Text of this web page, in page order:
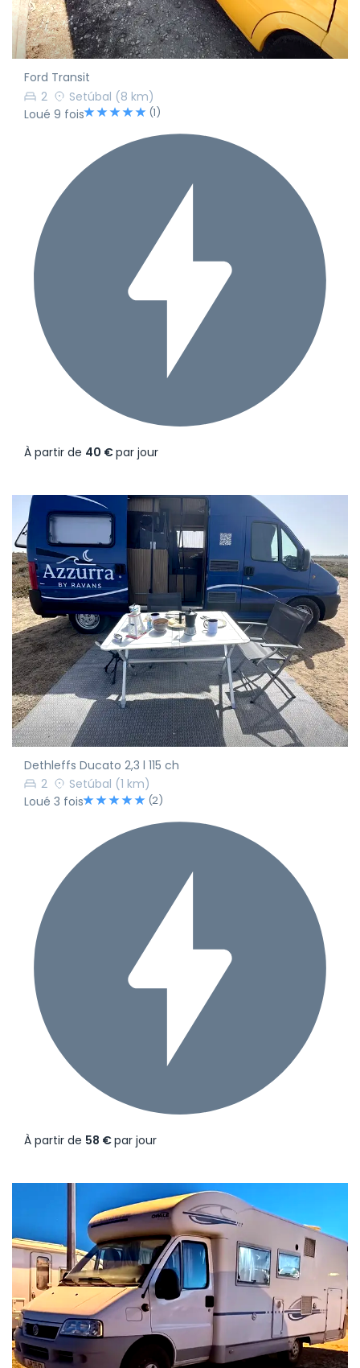
Ford Transit
2
Setúbal (8 km)
Loué 9 fois
(1)
À partir de 40 €par jour
Dethleffs Ducato 2,3 l 115 ch
2
Setúbal (1 km)
Loué 3 fois
(2)
À partir de 58 €par jour